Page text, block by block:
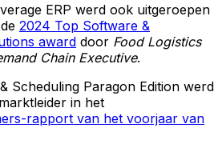
ERP werd ook uitgeroepen
2024 Top Software &
award door Food Logistics
Chain Executive.
Scheduling Paragon Edition werd
in het
rapport van het voorjaar van